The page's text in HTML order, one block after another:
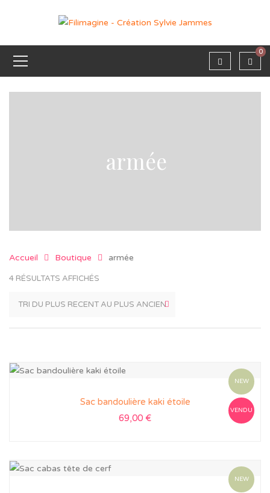
0
armée
Accueil Boutique armée
4 RÉSULTATS AFFICHÉS
NEW
VENDU
Sac bandoulière kaki étoile
69,00 €
NEW